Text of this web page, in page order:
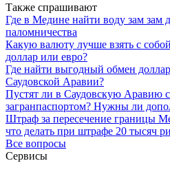
Также спрашивают
Где в Медине найти воду зам зам
паломничества
Какую валюту лучше взять с
доллар или евро?
Где найти выгодный обмен
Саудовской Аравии?
Пустят ли в Саудовскую Аравию
загранпаспортом? Нужны ли
Штраф за пересечение границы
что делать при штрафе 20 тысяч
Все вопросы
Сервисы